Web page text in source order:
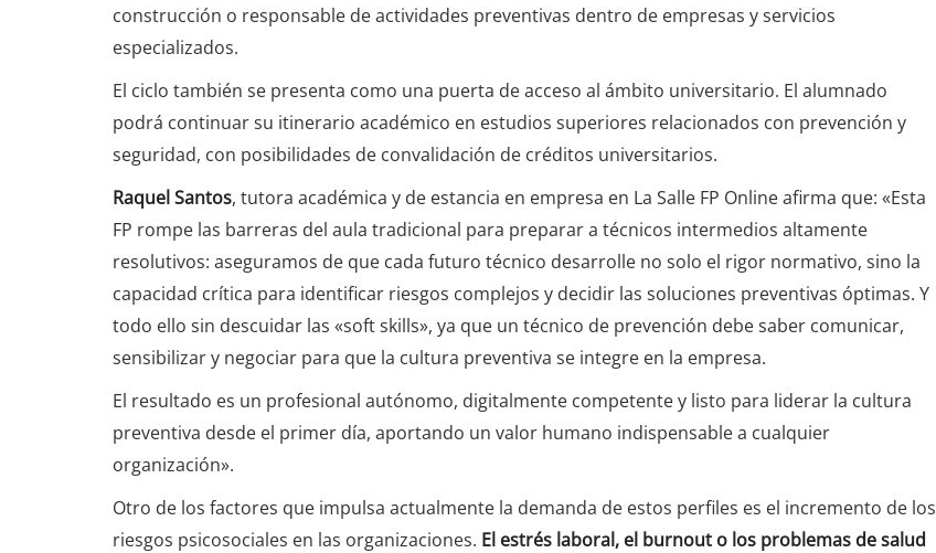
construcción o responsable de actividades preventivas dentro de empresas y servicios
especializados.
El ciclo también se presenta como una puerta de acceso al ámbito universitario. El alumnado
podrá continuar su itinerario académico en estudios superiores relacionados con prevención y
seguridad, con posibilidades de convalidación de créditos universitarios.
Raquel Santos, tutora académica y de estancia en empresa en La Salle FP Online afirma que: «Esta
FP rompe las barreras del aula tradicional para preparar a técnicos intermedios altamente
resolutivos: aseguramos de que cada futuro técnico desarrolle no solo el rigor normativo, sino la
capacidad crítica para identificar riesgos complejos y decidir las soluciones preventivas óptimas. Y
todo ello sin descuidar las «soft skills», ya que un técnico de prevención debe saber comunicar,
sensibilizar y negociar para que la cultura preventiva se integre en la empresa.
El resultado es un profesional autónomo, digitalmente competente y listo para liderar la cultura
preventiva desde el primer día, aportando un valor humano indispensable a cualquier
organización».
Otro de los factores que impulsa actualmente la demanda de estos perfiles es el incremento de los
riesgos psicosociales en las organizaciones. El estrés laboral, el burnout o los problemas de salud